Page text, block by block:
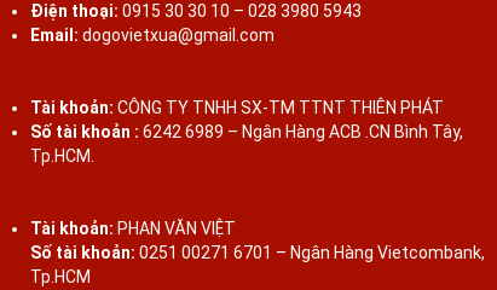
Điện thoại: 0915 30 30 10 – 028 3980 5943
Email: dogovietxua@gmail.com
Tài khoản: CÔNG TY TNHH SX-TM TTNT THIÊN PHÁT
Số tài khoản : 6242 6989 – Ngân Hàng ACB .CN Bình Tây,
Tp.HCM.
Tài khoản: PHAN VĂN VIỆT
Số tài khoản: 0251 00271 6701 – Ngân Hàng Vietcombank,
Tp.HCM